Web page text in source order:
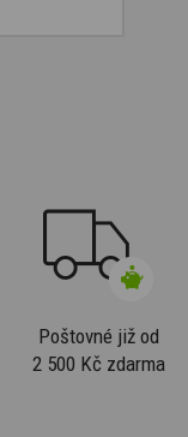
Poštovné již od
2 500 Kč zdarma